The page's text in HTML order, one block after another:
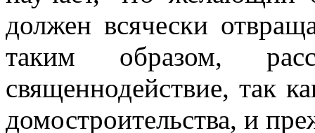
должен всячески
таким образом,
священнодействие, так
домостроительства, и